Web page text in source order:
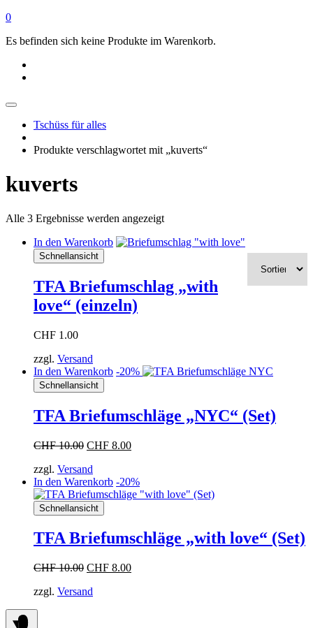
0
Es befinden sich keine Produkte im Warenkorb.
Tschüss für alles
Produkte verschlagwortet mit „kuverts“
kuverts
Alle 3 Ergebnisse werden angezeigt
In den Warenkorb
Schnellansicht
TFA Briefumschlag „with
love“ (einzeln)
CHF 1.00
zzgl. Versand
In den Warenkorb -20%
Schnellansicht
TFA Briefumschläge „NYC“ (Set)
CHF10.00 Ursprünglicher
war:
CHF 10.00
CHF 8.00Aktueller
CHF 8.00.
zzgl. Versand
In den Warenkorb -20%
Schnellansicht
TFA Briefumschläge „with love“ (Set)
CHF10.00 Ursprünglicher
war:
CHF 8.00Aktueller
zzgl. Versand